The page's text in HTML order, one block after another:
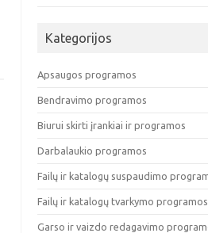
Kategorijos
Apsaugos programos
Bendravimo programos
Biurui skirti įrankiai ir programos
Darbalaukio programos
Failų ir katalogų suspaudimo
Failų ir katalogų tvarkymo programos
Garso ir vaizdo redagavimo